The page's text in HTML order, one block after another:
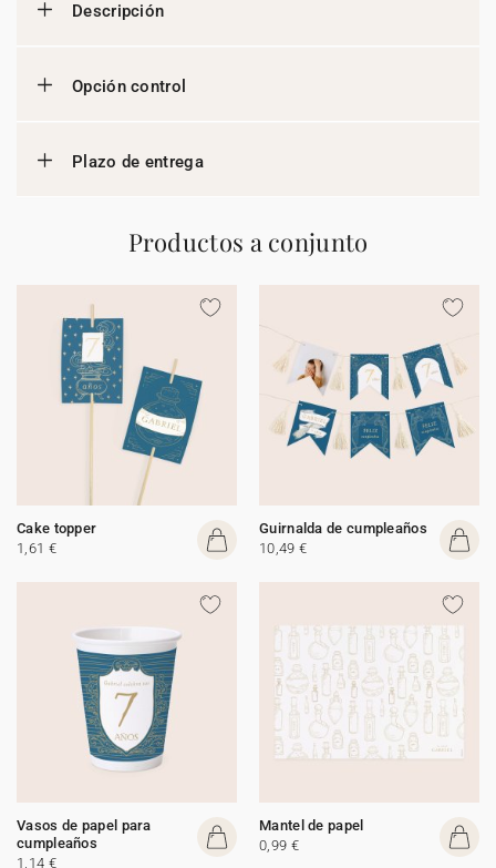
Descripción
Opción control
Plazo de entrega
Productos a conjunto
Cake topper
1,61 €
Guirnalda de cumpleaños
10,49 €
Vasos de papel para
cumpleaños
1,14 €
Mantel de papel
0,99 €